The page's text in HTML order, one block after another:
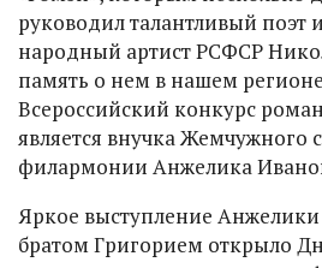
руководил талантливый поэт
народный артист РСФСР
память о нем в нашем
Всероссийский конкурс
является внучка Жемчужного
филармонии Анжелика
Яркое выступление
братом Григорием открыло